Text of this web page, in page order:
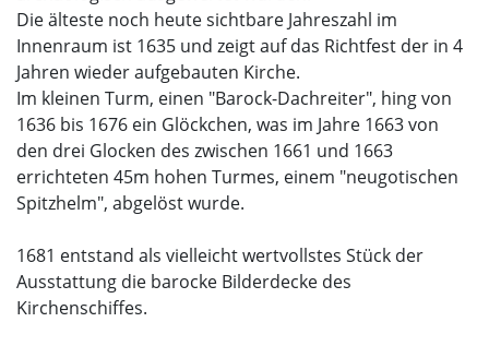
Die älteste noch heute sichtbare Jahreszahl im
Innenraum ist 1635 und zeigt auf das Richtfest der in 4
Jahren wieder aufgebauten Kirche.
Im kleinen Turm, einen "Barock-Dachreiter", hing von
1636 bis 1676 ein Glöckchen, was im Jahre 1663 von
den drei Glocken des zwischen 1661 und 1663
errichteten 45m hohen Turmes, einem "neugotischen
Spitzhelm", abgelöst wurde.
1681 entstand als vielleicht wertvollstes Stück der
Ausstattung die barocke Bilderdecke des
Kirchenschiffes.